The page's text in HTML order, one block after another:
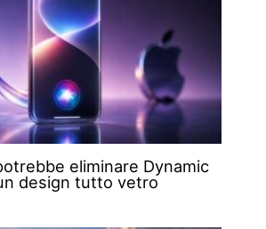
eliminare Dynamic
design tutto vetro